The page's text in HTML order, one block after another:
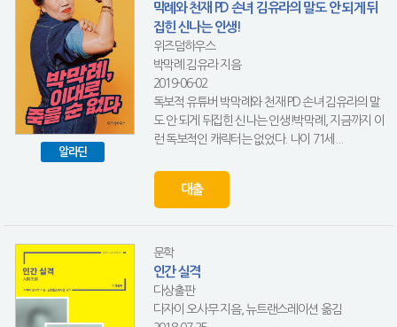
알라딘
막례와 천재 PD 손녀 김유라의 말도 안 되게 뒤
집힌 신나는 인생!
위즈덤하우스
박막례.김유라 지음
2019-06-02
독보적 유튜버 박막례와 천재 PD 손녀 김유라의 말
도 안 되게 뒤집힌 신나는 인생!박막례, 지금까지 이
런 독보적인 캐릭터는 없었다. 나이 71세...
대출
문학
인간 실격
다상출판
다자이 오사무 지음, 뉴트랜스레이션 옮김